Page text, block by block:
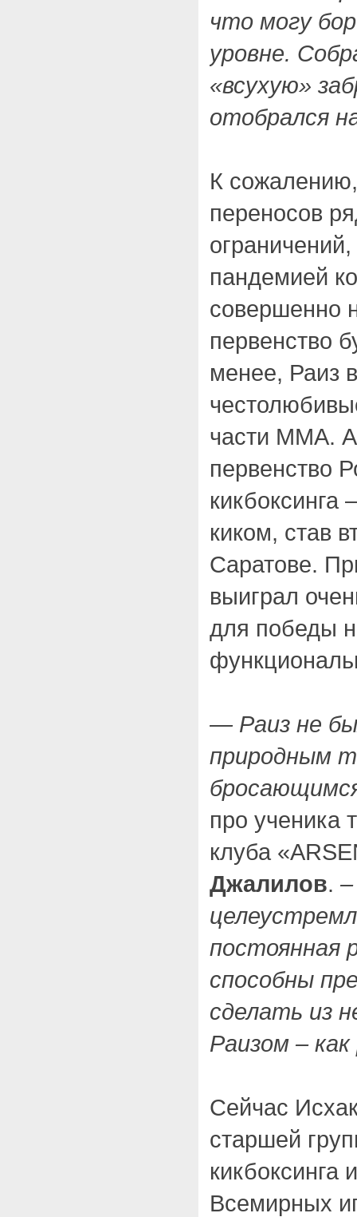
что могу
уровне.
«всухую»
отобрался
К
переносов
пандемией
совершенно
первенство
менее, Раиз
части ММА. А
первенство
кикбоксинга
киком, став
Саратове.
выиграл
для победы
— Раиз не
природным
про ученика
клуба
Джалилов.
постоянная
способны
сделать из
Раизом –
Сейчас
старшей
Всемирных